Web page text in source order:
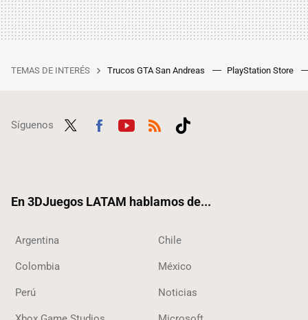
TEMAS DE INTERÉS Trucos GTA San Andreas PlayStation Store
Síguenos
En 3DJuegos LATAM hablamos de...
Argentina Chile
Colombia México
Perú Noticias